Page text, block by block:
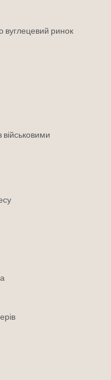
вуглецевий ринок